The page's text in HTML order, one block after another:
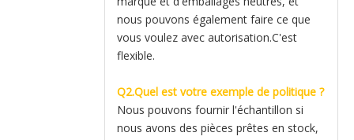
nous pouvons également faire ce que
vous voulez avec autorisation.C'est
flexible.
Q2.Quel est votre exemple de politique ?
Nous pouvons fournir l'échantillon si
nous avons des pièces prêtes en stock,